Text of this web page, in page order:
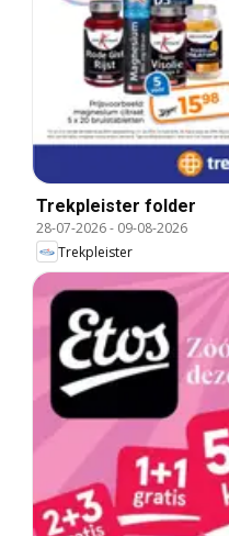
Trekpleister folder
28-07-2026- 09-08-2026
Trekpleister